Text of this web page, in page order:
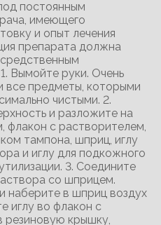
постоянным
имеющего
и опыт лечения
препарата должна
Вымойте руки. Очень
все предметы, которыми
чистыми. 2.
и разложите на
флакон с растворителем,
тампона, шприц, иглу
и иглу для подкожного
3. Соедините
со шприцем.
наберите в шприц воздух
иглу во флакон с
резиновую крышку,